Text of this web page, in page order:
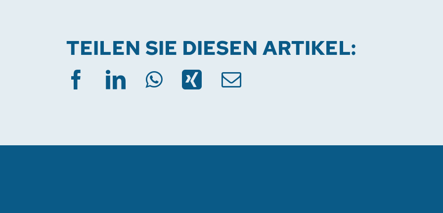
TEILEN SIE DIESEN ARTIKEL: